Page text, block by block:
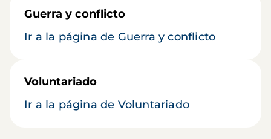
Guerra y conflicto
Ir a la página de Guerra y conflicto
Voluntariado
Ir a la página de Voluntariado